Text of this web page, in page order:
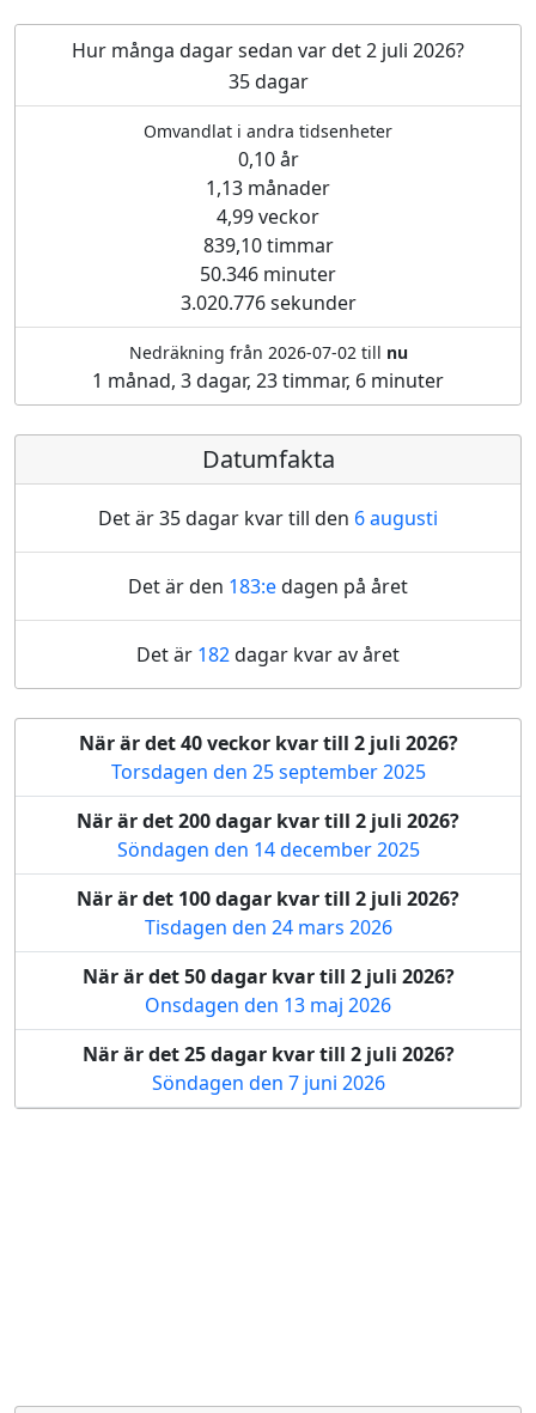
Hur många dagar sedan var det 2 juli 2026?
35 dagar
Omvandlat i andra tidsenheter
0,10 år
1,13 månader
4,99 veckor
839,10 timmar
50.346 minuter
3.020.776 sekunder
Nedräkning från 2026-07-02 till nu
1 månad, 3 dagar, 23 timmar, 6 minuter
Datumfakta
Det är 35 dagar kvar till den 6 augusti
Det är den 183:edagen på året
Det är 182dagar kvar av året
När är det 40 veckor kvar till 2 juli 2026?
Torsdagen den 25 september 2025
När är det 200 dagar kvar till 2 juli 2026?
Söndagen den 14 december 2025
När är det 100 dagar kvar till 2 juli 2026?
Tisdagen den 24 mars 2026
När är det 50 dagar kvar till 2 juli 2026?
Onsdagen den 13 maj 2026
När är det 25 dagar kvar till 2 juli 2026?
Söndagen den 7 juni 2026